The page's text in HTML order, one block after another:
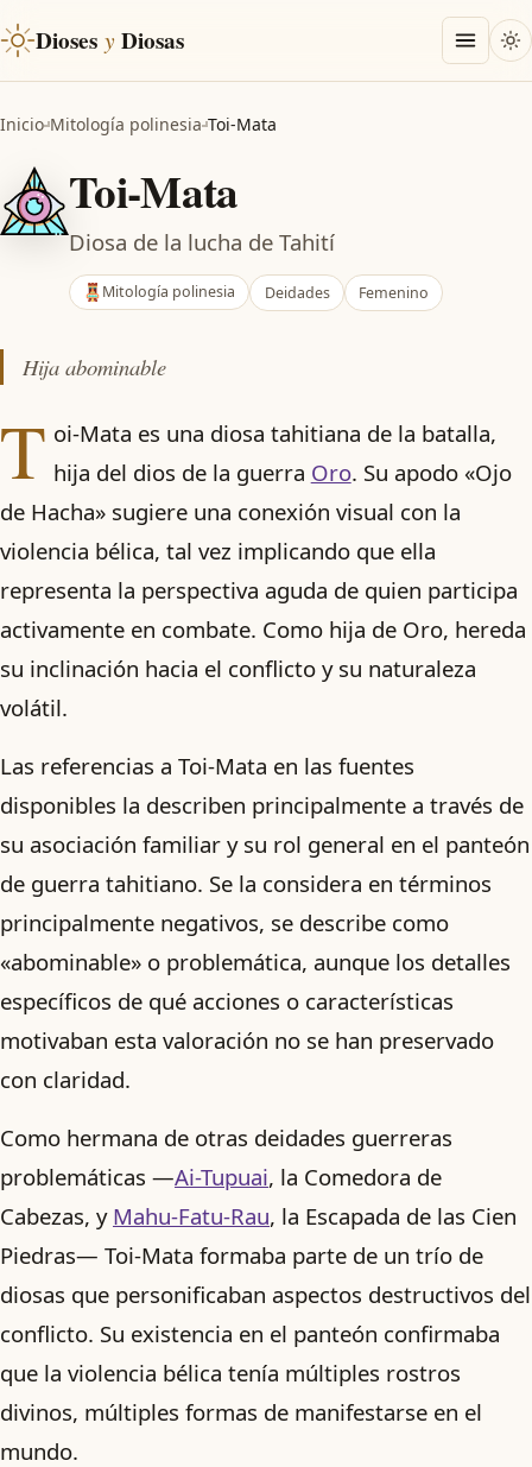
Dioses y Diosas
Inicio Mitología polinesia Toi-Mata
Toi-Mata
Diosa de la lucha de Tahití
Mitología polinesia Deidades Femenino
Hija abominable
T oi-Mata es una diosa tahitiana de la batalla,
hija del dios de la guerra Oro. Su apodo «Ojo
de Hacha» sugiere una conexión visual con la
violencia bélica, tal vez implicando que ella
representa la perspectiva aguda de quien participa
activamente en combate. Como hija de Oro, hereda
su inclinación hacia el conflicto y su naturaleza
volátil.
Las referencias a Toi-Mata en las fuentes
disponibles la describen principalmente a través de
su asociación familiar y su rol general en el panteón
de guerra tahitiano. Se la considera en términos
principalmente negativos, se describe como
«abominable» o problemática, aunque los detalles
específicos de qué acciones o características
motivaban esta valoración no se han preservado
con claridad.
Como hermana de otras deidades guerreras
problemáticas —Ai-Tupuai, la Comedora de
Cabezas, y Mahu-Fatu-Rau, la Escapada de las Cien
Piedras— Toi-Mata formaba parte de un trío de
diosas que personificaban aspectos destructivos del
conflicto. Su existencia en el panteón confirmaba
que la violencia bélica tenía múltiples rostros
divinos, múltiples formas de manifestarse en el
mundo.